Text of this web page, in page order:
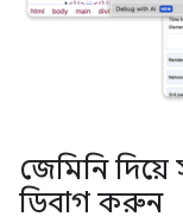
জেমিনি দিয়ে
ডিবাগ করুন